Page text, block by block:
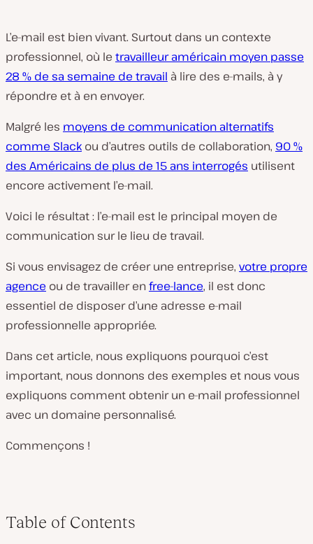
L’e-mail est bien vivant. Surtout dans un contexte
professionnel, où le travailleur américain moyen passe
28 % de sa semaine de travail à lire des e-mails, à y
répondre et à en envoyer.
Malgré les moyens de communication alternatifs
comme Slack ou d’autres outils de collaboration, 90 %
des Américains de plus de 15 ans interrogés utilisent
encore activement l’e-mail.
Voici le résultat : l’e-mail est le principal moyen de
communication sur le lieu de travail.
Si vous envisagez de créer une entreprise, votre propre
agence ou de travailler enfree-lance, il est donc
essentiel de disposer d’une adresse e-mail
professionnelle appropriée.
Dans cet article, nous expliquons pourquoi c’est
important, nous donnons des exemples et nous vous
expliquons comment obtenir un e-mail professionnel
avec un domaine personnalisé.
Commençons !
Table of Contents